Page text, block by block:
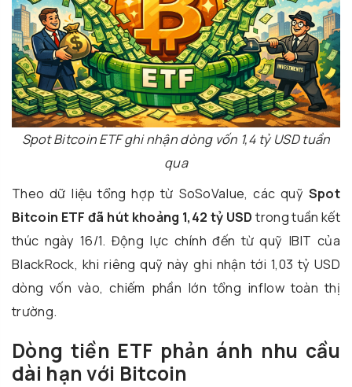
Spot Bitcoin ETF ghi nhận dòng vốn 1,4 tỷ USD tuần
qua
Theo dữ liệu tổng hợp từ SoSoValue, các quỹ Spot
Bitcoin ETF đã hút khoảng 1,42 tỷ USDtrong tuần kết
thúc ngày 16/1. Động lực chính đến từ quỹ IBIT của
BlackRock, khi riêng quỹ này ghi nhận tới 1,03 tỷ USD
dòng vốn vào, chiếm phần lớn tổng inflow toàn thị
trường.
Dòng tiền ETF phản ánh nhu cầu
dài hạn với Bitcoin